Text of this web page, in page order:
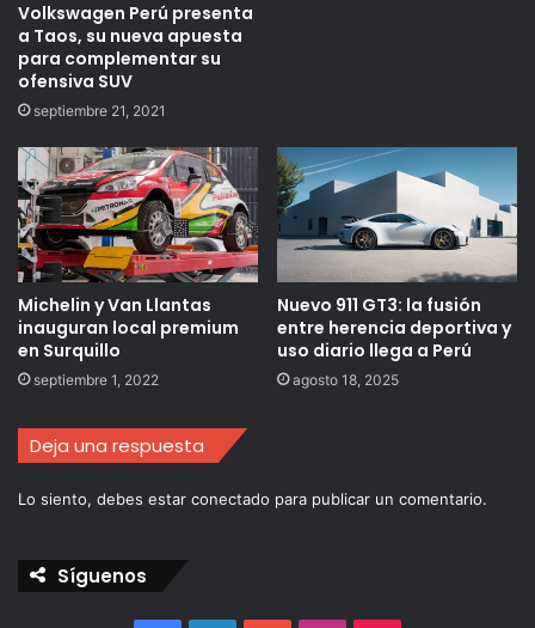
Volkswagen Perú presenta
a Taos, su nueva apuesta
para complementar su
ofensiva SUV
septiembre 21, 2021
Michelin y Van Llantas
inauguran local premium
en Surquillo
septiembre 1, 2022
Nuevo 911 GT3: la fusión
entre herencia deportiva y
uso diario llega a Perú
agosto 18, 2025
Deja una respuesta
Lo siento, debes estar conectado para publicar un comentario.
Síguenos